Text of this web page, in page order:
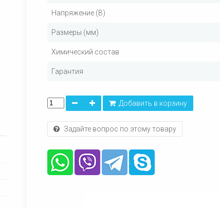
Напряжение (В)
Размеры (мм)
Химический состав
Гарантия
Добавить в корзину
Задайте вопрос по этому товару